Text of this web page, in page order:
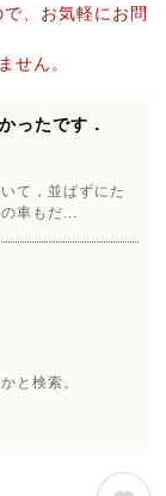
、お気軽にお問
せん。
ったです．
て，並ばずにた
車もだ...
と検索。